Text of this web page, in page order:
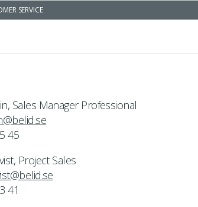
SERVICE
Sales Manager Professional
45
Project Sales
41